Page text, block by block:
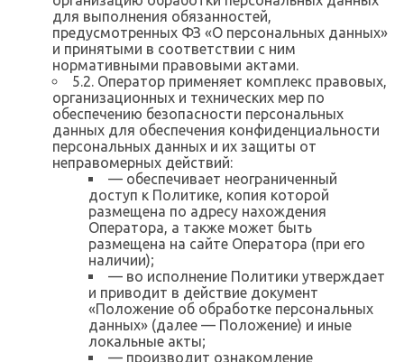
для выполнения обязанностей,
предусмотренных ФЗ «О персональных данных»
и принятыми в соответствии с ним
нормативными правовыми актами.
5.2. Оператор применяет комплекс правовых,
организационных и технических мер по
обеспечению безопасности персональных
данных для обеспечения конфиденциальности
персональных данных и их защиты от
неправомерных действий:
— обеспечивает неограниченный
доступ к Политике, копия которой
размещена по адресу нахождения
Оператора, а также может быть
размещена на сайте Оператора (при его
наличии);
— во исполнение Политики утверждает
и приводит в действие документ
«Положение об обработке персональных
данных» (далее — Положение) и иные
локальные акты;
— производит ознакомление